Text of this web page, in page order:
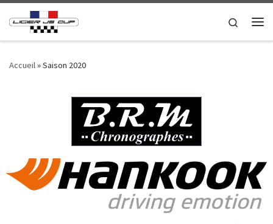
Passer au contenu Search
Accueil»Saison 2020